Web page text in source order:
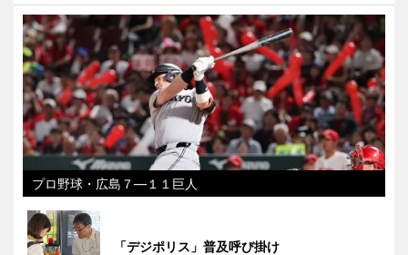
プロ野球・広島７―１１巨人
「デジポリス」普及呼び掛け